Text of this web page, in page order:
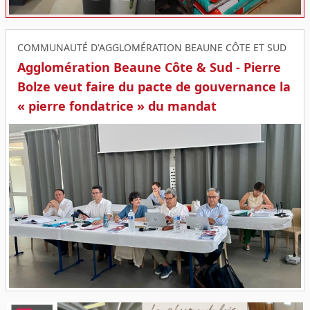
COMMUNAUTÉ D'AGGLOMÉRATION BEAUNE CÔTE ET SUD
Agglomération Beaune Côte & Sud - Pierre
Bolze veut faire du pacte de gouvernance la
« pierre fondatrice » du mandat